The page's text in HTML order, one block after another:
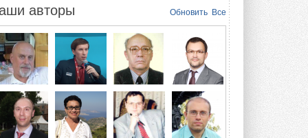
солнечной генерацией и
накопителем снижают
потребление на 60%
Исследователи из Италии установили ...
ВЧЕРА
«РУСКЛИМАТ Fest 2026» в Уфе
собрал свыше 700 профи
климатической отрасли
Организатором выступил торгово-
производственный холдинг ...
3 АВГУСТА 2026
Обновить Все
авторы